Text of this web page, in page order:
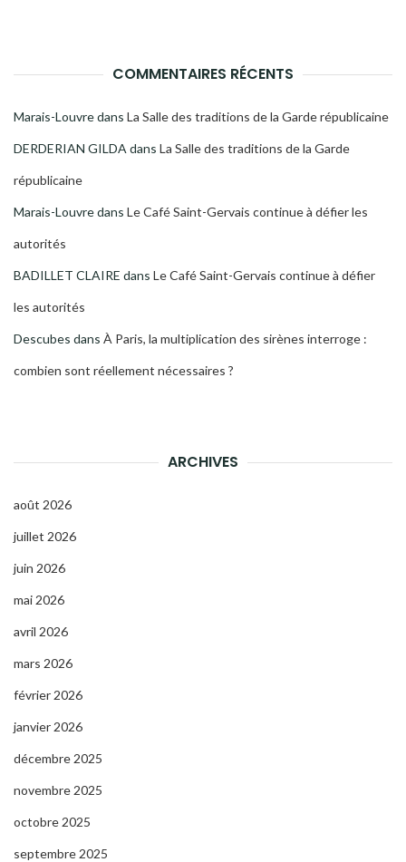
COMMENTAIRES RÉCENTS
Marais-Louvredans La Salle des traditions de la Garde républicaine
DERDERIAN GILDA dans La Salle des traditions de la Garde
républicaine
Marais-Louvredans Le Café Saint-Gervais continue à défier les
autorités
BADILLET CLAIRE dans Le Café Saint-Gervais continue à défier
les autorités
Descubes dans À Paris, la multiplication des sirènes interroge :
combien sont réellement nécessaires ?
ARCHIVES
août 2026
juillet 2026
juin 2026
mai 2026
avril 2026
mars 2026
février 2026
janvier 2026
décembre 2025
novembre 2025
octobre 2025
septembre 2025